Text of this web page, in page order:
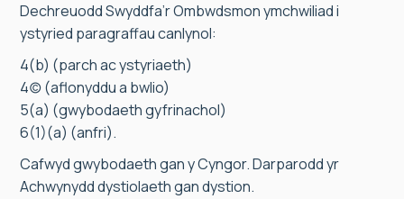
Dechreuodd Swyddfa’r Ombwdsmon ymchwiliad i
ystyried paragraffau canlynol:
4(b) (parch ac ystyriaeth)
4(c) (aflonyddu a bwlio)
5(a) (gwybodaeth gyfrinachol)
6(1)(a) (anfri).
Cafwyd gwybodaeth gan y Cyngor. Darparodd yr
Achwynydd dystiolaeth gan dystion.